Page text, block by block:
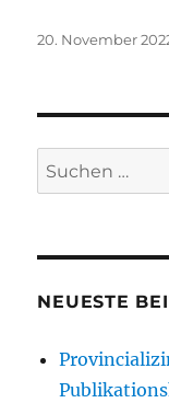
Veröffentlicht
20. November
Suche
nach:
NEUESTE